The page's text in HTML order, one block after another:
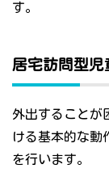
す。
居宅訪問型児
外出することが
ける基本的な動
を行います。